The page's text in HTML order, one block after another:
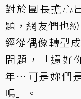
對於團長擔心
題，網友們也
經從偶像轉型
問題，「還好
年⋯可是妳們
嗎」。